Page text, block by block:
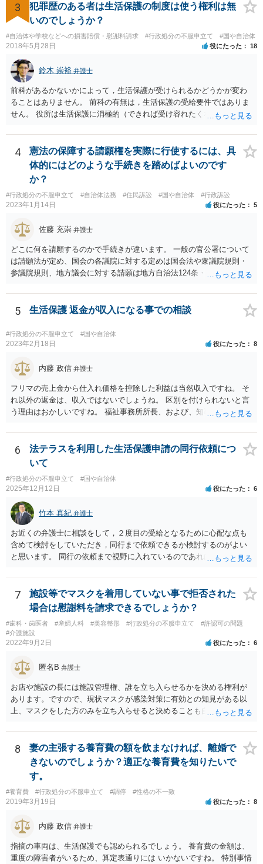
しろ今回を苦い薬（良い教訓）として反省し、次回から「前の車は赤
で右折進行したけど、自分は右折進行を思いとどまった」と交通ルー
3
犯罪歴のある者は生活保護の制度は使う権利は無
いのでしょうか？
#自治体や学校などへの損害賠償・慰謝料請求 #行政処分の不服申立て #国や自治体
2018年5月28日 役にたった 18
鈴木 崇裕 弁護士
前科があるかないかによって，生活保護が受けられるかどうかが変わ
ることはありません。 前科の有無は，生活保護の受給要件ではありま
せん。 役所は生活保護に消極的（できれば受け容れたくない）な姿勢
と説明しましょう。
4
憲法の保障する請願権を実際に行使するには、具
体的にはどのような手続きを踏めばよいのです
か？
#行政処分の不服申立て #自治体法務 #住民訴訟 #国や自治体 #行政訴訟
2023年1月14日 役にたった 5
佐藤 充崇 弁護士
どこに何を請願するのかで手続きが違います。 一般の官公署について
は請願法が定め、国会の各議院に対する定めは国会法や衆議院規則・
参議院規則、地方議会に対する請願は地方自治法124条・125条が定め
スムースかと思います。
5 生活保護 返金が収入になる事での相談
#行政処分の不服申立て #国や自治体
2023年2月18日 役にたった 8
内藤 政信 弁護士
フリマの売上金から仕入れ価格を控除した利益は当然収入ですね。 そ
れ以外の返金は、収入ではないでしょうね。 区別を付けられないと言
う理由はおかしいですね。 福祉事務所所長、および、知事、および、
でしょう。
6
法テラスを利用した生活保護申請の同行依頼につ
いて
#行政処分の不服申立て #国や自治体
2025年12月12日 役にたった 6
竹本 真紀 弁護士
お近くの弁護士に相談をして，２度目の受給となるために心配な点も
含めて検討をしていただき，同行まで依頼できるか検討するのがよい
と思います。 同行の依頼まで視野に入れているのであれば，お近くの
7
施設等でマスクを着用していない事で拒否された
場合は慰謝料を請求できるでしょうか？
#歯科・歯医者 #産婦人科 #美容整形 #行政処分の不服申立て
#許認可の問題
#介護施設
2022年9月2日 役にたった 6
匿名B 弁護士
お店や施設の長には施設管理権、誰を立ち入らせるかを決める権利が
あります。ですので、現状マスクが感染対策に有効との知見がある以
上、マスクをした方のみを立ち入らせると決めることも自由であり、
など公益的な側面のある業種ですと、公衆浴場法など各種業法で定め
られた理由以外での利用拒否は禁止されていますし、公の施設でもマ
スクなしだけでの利用拒否は問題となりえますが、民間のお店に対し
ては慰謝料の請求は認められないと考えられます。
8
妻の主張する養育費の額を飲まなければ、離婚で
きないのでしょうか？適正な養育費を知りたいで
す。
#養育費 #行政処分の不服申立て #調停 #性格の不一致
2019年3月19日 役にたった 8
内藤 政信 弁護士
指摘の車両は、生活保護でも認められるでしょう。 養育費の金額は、
重度の障害者がいるため、算定表通りには いかないですね。 特別事情